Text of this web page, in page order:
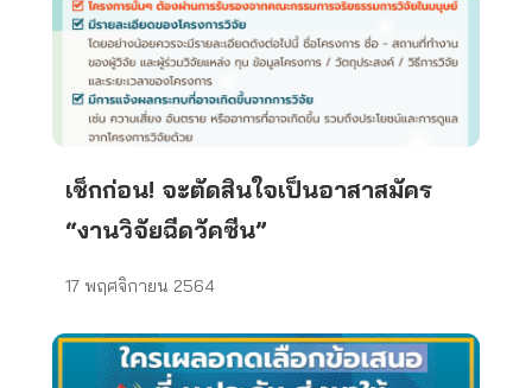
เช็กก่อน! จะตัดสินใจเป็นอาสาสมัคร
“งานวิจัยฉีดวัคซีน”
17 พฤศจิกายน 2564